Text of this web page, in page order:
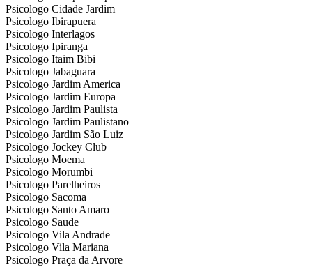
Psicologo Cidade Jardim
Psicologo Ibirapuera
Psicologo Interlagos
Psicologo Ipiranga
Psicologo Itaim Bibi
Psicologo Jabaguara
Psicologo Jardim America
Psicologo Jardim Europa
Psicologo Jardim Paulista
Psicologo Jardim Paulistano
Psicologo Jardim São Luiz
Psicologo Jockey Club
Psicologo Moema
Psicologo Morumbi
Psicologo Parelheiros
Psicologo Sacoma
Psicologo Santo Amaro
Psicologo Saude
Psicologo Vila Andrade
Psicologo Vila Mariana
Psicologo Praça da Arvore